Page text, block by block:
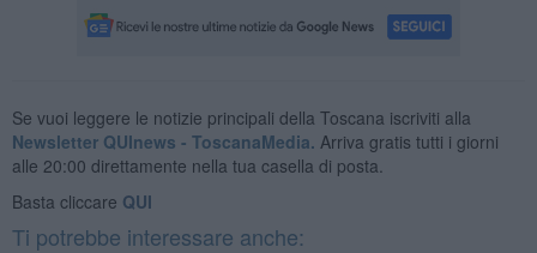
Se vuoi leggere le notizie principali della Toscana iscriviti alla
Newsletter QUInews - ToscanaMedia. Arriva gratis tutti i giorni
alle 20:00 direttamente nella tua casella di posta.
Basta cliccare QUI
Ti potrebbe interessare anche: